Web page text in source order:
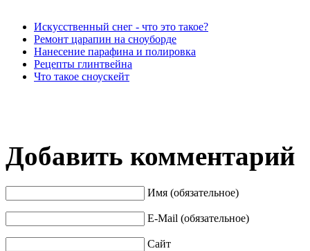
Искусственный снег - что это такое?
Ремонт царапин на сноуборде
Нанесение парафина и полировка
Рецепты глинтвейна
Что такое сноускейт
Добавить комментарий
Имя (обязательное)
E-Mail (обязательное)
Сайт